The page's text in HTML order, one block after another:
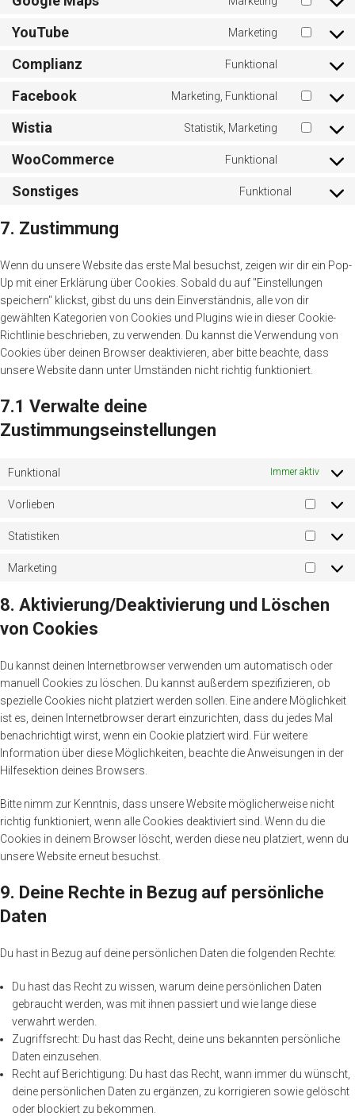
YouTube Marketing
Complianz Funktional
Facebook Marketing, Funktional
Wistia Statistik, Marketing
WooCommerce Funktional
Sonstiges Funktional
7. Zustimmung
Wenn du unsere Website das erste Mal besuchst, zeigen wir dir ein Pop-
Up mit einer Erklärung über Cookies. Sobald du auf "Einstellungen
speichern" klickst, gibst du uns dein Einverständnis, alle von dir
gewählten Kategorien von Cookies und Plugins wie in dieser Cookie-
Richtlinie beschrieben, zu verwenden. Du kannst die Verwendung von
Cookies über deinen Browser deaktivieren, aber bitte beachte, dass
unsere Website dann unter Umständen nicht richtig funktioniert.
7.1 Verwalte deine
Zustimmungseinstellungen
Funktional Immer aktiv
Vorlieben
Statistiken
Marketing
8. Aktivierung/Deaktivierung und Löschen
von Cookies
Du kannst deinen Internetbrowser verwenden um automatisch oder
manuell Cookies zu löschen. Du kannst außerdem spezifizieren, ob
spezielle Cookies nicht platziert werden sollen. Eine andere Möglichkeit
ist es, deinen Internetbrowser derart einzurichten, dass du jedes Mal
benachrichtigt wirst, wenn ein Cookie platziert wird. Für weitere
Information über diese Möglichkeiten, beachte die Anweisungen in der
Hilfesektion deines Browsers.
Bitte nimm zur Kenntnis, dass unsere Website möglicherweise nicht
richtig funktioniert, wenn alle Cookies deaktiviert sind. Wenn du die
Cookies in deinem Browser löscht, werden diese neu platziert, wenn du
unsere Website erneut besuchst.
9. Deine Rechte in Bezug auf persönliche
Daten
Du hast in Bezug auf deine persönlichen Daten die folgenden Rechte:
Du hast das Recht zu wissen, warum deine persönlichen Daten
gebraucht werden, was mit ihnen passiert und wie lange diese
verwahrt werden.
Zugriffsrecht: Du hast das Recht, deine uns bekannten persönliche
Daten einzusehen.
Recht auf Berichtigung: Du hast das Recht, wann immer du wünscht,
deine persönlichen Daten zu ergänzen, zu korrigieren sowie gelöscht
oder blockiert zu bekommen.